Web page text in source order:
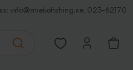
info@miekofishing.se, 023-62170
Search
Open favorites